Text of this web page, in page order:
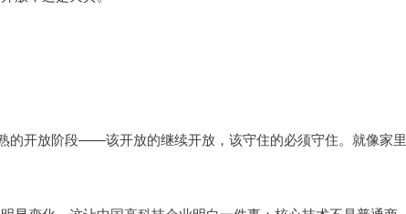
的开放阶段——该开放的继续开放，该守住的必须守住。就像家里